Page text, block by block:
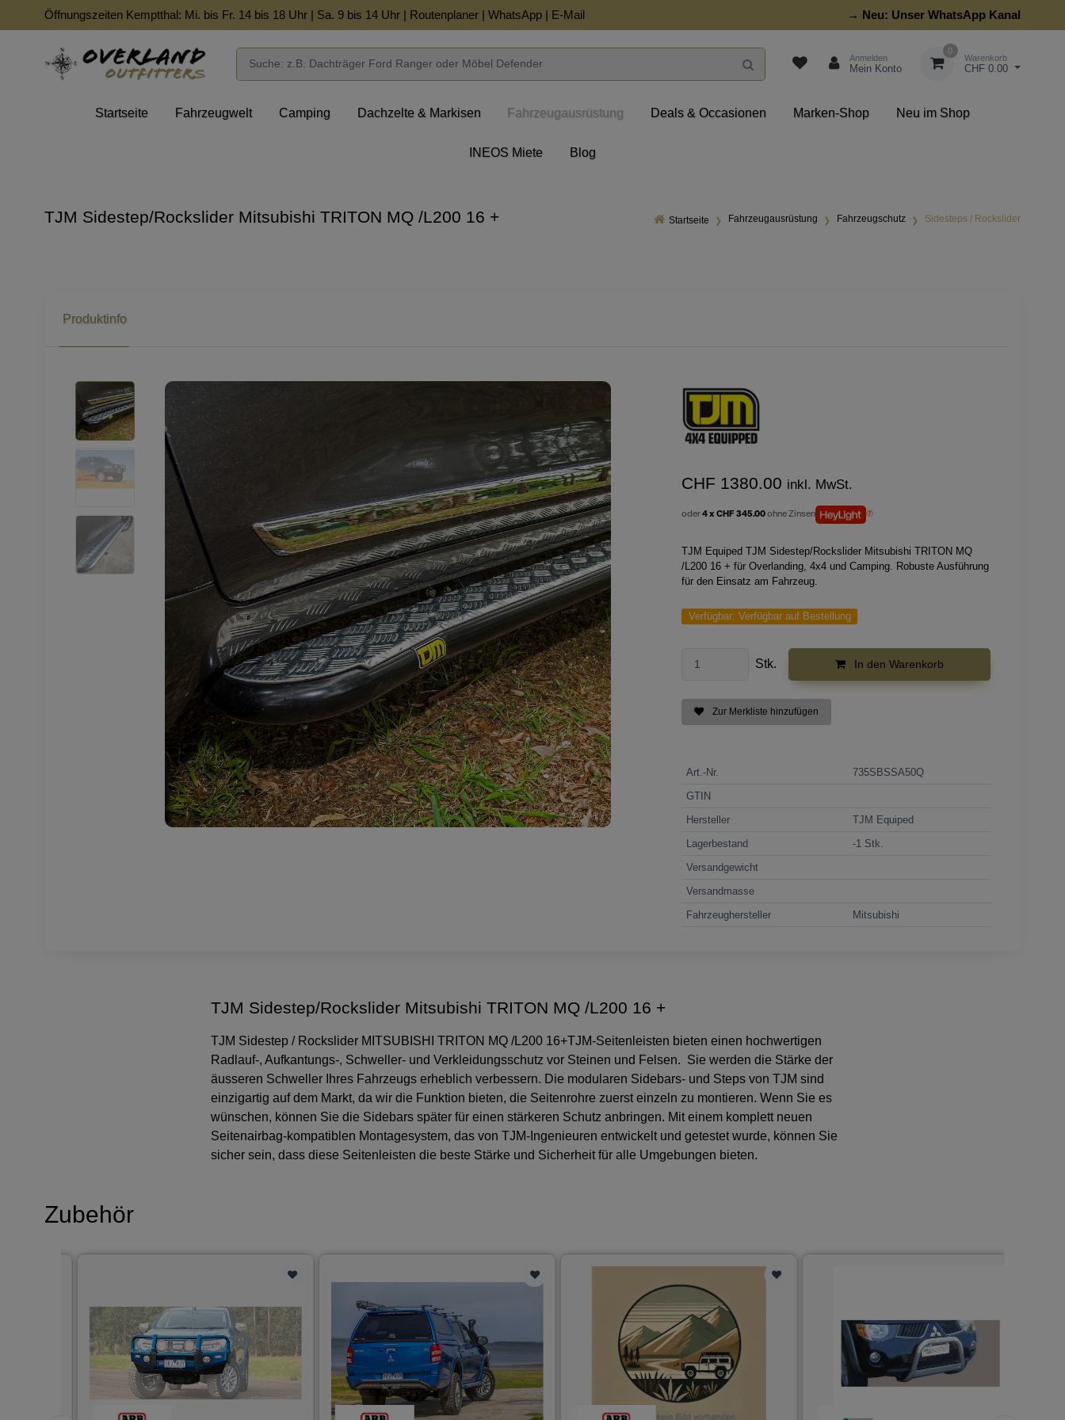
Öffnungszeiten Kemptthal: Mi. bis Fr. 14 bis 18 Uhr | Sa. 9 bis 14 Uhr | Routenplaner | WhatsApp | E-Mail → Neu: Unser WhatsApp Kanal
Anmelden
Mein Konto
0
Warenkorb
CHF 0.00
Startseite Fahrzeugwelt Camping Dachzelte & Markisen Fahrzeugausrüstung Deals & Occasionen Marken-Shop Neu im Shop
INEOS Miete Blog
Startseite Fahrzeugausrüstung Fahrzeugschutz Sidesteps / Rockslider
TJM Sidestep/Rockslider Mitsubishi TRITON MQ /L200 16 +
Produktinfo
CHF 1380.00 inkl. MwSt.
oder4 x CHF 345.00ohne Zinsen
TJM Equiped TJM Sidestep/Rockslider Mitsubishi TRITON MQ
/L200 16 + für Overlanding, 4x4 und Camping. Robuste Ausführung
für den Einsatz am Fahrzeug.
Verfügbar: Verfügbar auf Bestellung
Stk. In den Warenkorb
Zur Merkliste hinzufügen
Art.-Nr.
735SBSSA50Q
GTIN
Hersteller
TJM Equiped
Lagerbestand
-1 Stk.
Versandgewicht
Versandmasse
Fahrzeughersteller
Mitsubishi
TJM Sidestep/Rockslider Mitsubishi TRITON MQ /L200 16 +
TJM Sidestep / Rockslider MITSUBISHI TRITON MQ /L200 16+TJM-Seitenleisten bieten einen hochwertigen
Radlauf-, Aufkantungs-, Schweller- und Verkleidungsschutz vor Steinen und Felsen. Sie werden die Stärke der
äusseren Schweller Ihres Fahrzeugs erheblich verbessern. Die modularen Sidebars- und Steps von TJM sind
einzigartig auf dem Markt, da wir die Funktion bieten, die Seitenrohre zuerst einzeln zu montieren. Wenn Sie es
wünschen, können Sie die Sidebars später für einen stärkeren Schutz anbringen. Mit einem komplett neuen
Seitenairbag-kompatiblen Montagesystem, das von TJM-Ingenieuren entwickelt und getestet wurde, können Sie
sicher sein, dass diese Seitenleisten die beste Stärke und Sicherheit für alle Umgebungen bieten.
Zubehör